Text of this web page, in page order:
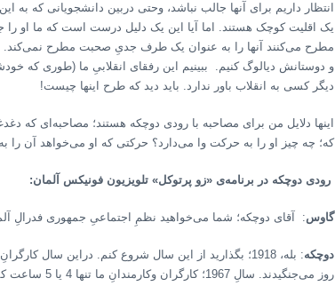
انتظار داریم برای آنها جالب نباشد، وحتی دربین دانشجویانی که
یک اقلیت کوچک هستند. اما آیا این یک دلیل درست است که ما او را
مطرح می‌کنند آنها را به عنوان یک طرف جدیِ صحبت مطرح نمی‌کند. با
و دوستانش دیالوگ کنیم. ببینیم این رفقای انقلابیِ ما (طوری که
دیگر کسی به انقلاب باور ندارد. باید دید که طرح اینها چیست!
اینها دلایل من برای مصاحبه با رودی دوچکه هستند؛ مصاحبه‌ای که
که؛ چه چیز او را به حرکت وا می‌دارد؟ حرکتی که او می‌خواهد آن را
رودی دوچکه در برنامه‌ی «زو پرتوکل» تلویزیون فونیکس آلمان:
گاوس: آقای دوچکه؛ شما می‌خواهید نظمِ اجتماعیِ جمهوری فدرالِ
دوچکه
: بله، 1918؛ بگذارید از این سال شروع کنم. دراین سال
روز